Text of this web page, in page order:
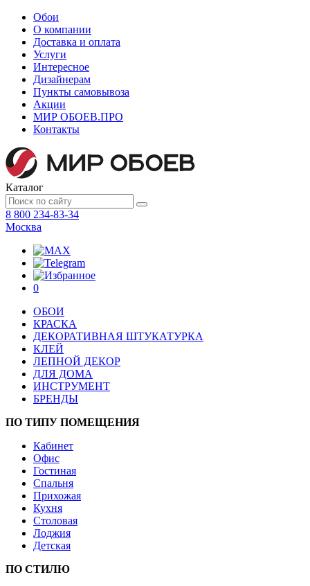
Обои
О компании
Доставка и оплата
Услуги
Интересное
Дизайнерам
Пункты самовывоза
Акции
МИР ОБОЕВ.ПРО
Контакты
Каталог
8 800 234-83-34
Москва
0
ОБОИ
КРАСКА
ДЕКОРАТИВНАЯ ШТУКАТУРКА
КЛЕЙ
ЛЕПНОЙ ДЕКОР
ДЛЯ ДОМА
ИНСТРУМЕНТ
БРЕНДЫ
ПО ТИПУ ПОМЕЩЕНИЯ
Кабинет
Офис
Гостиная
Спальня
Прихожая
Кухня
Столовая
Лоджия
Детская
ПО СТИЛЮ